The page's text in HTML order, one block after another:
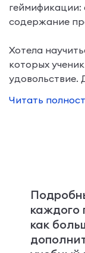
геймификации:
содержание
Хотела
которых
удовольствие.
Читать
каждого
как